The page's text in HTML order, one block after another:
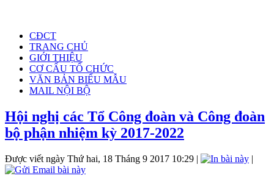
CĐCT
TRANG CHỦ
GIỚI THIỆU
CƠ CẤU TỔ CHỨC
VĂN BẢN BIỂU MẪU
MAIL NỘI BỘ
Hội nghị các Tổ Công đoàn và Công đoàn
bộ phận nhiệm kỳ 2017-2022
Được viết ngày Thứ hai, 18 Tháng 9 2017 10:29 | |